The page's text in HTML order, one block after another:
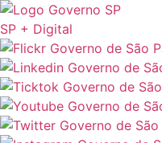
SP + Digital